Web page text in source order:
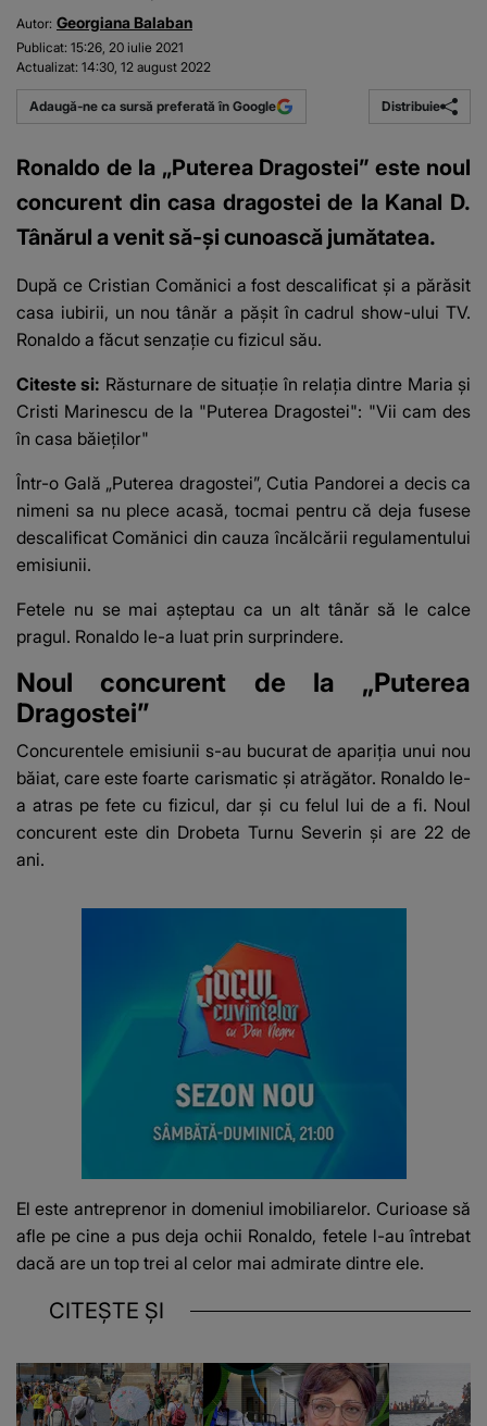
Autor: Georgiana Balaban
Publicat: 15:26, 20 iulie 2021
Actualizat: 14:30, 12 august 2022
Adaugă-ne ca sursă preferată în Google Distribuie
Ronaldo de la „Puterea Dragostei” este noul
concurent din casa dragostei de la Kanal D.
Tânărul a venit să-și cunoască jumătatea.
După ce Cristian Comănici a fost descalificat și a părăsit
casa iubirii, un nou tânăr a pășit în cadrul show-ului TV.
Ronaldo a făcut senzație cu fizicul său.
Citeste si: Răsturnare de situație în relația dintre Maria și
Cristi Marinescu de la "Puterea Dragostei": "Vii cam des
în casa băieților"
Într-o Gală „Puterea dragostei”, Cutia Pandorei a decis ca
nimeni sa nu plece acasă, tocmai pentru că deja fusese
descalificat Comănici din cauza încălcării regulamentului
emisiunii.
Fetele nu se mai așteptau ca un alt tânăr să le calce
pragul. Ronaldo le-a luat prin surprindere.
Noul concurent de la „Puterea
Dragostei”
Concurentele emisiunii s-au bucurat de apariția unui nou
băiat, care este foarte carismatic și atrăgător. Ronaldo le-
a atras pe fete cu fizicul, dar și cu felul lui de a fi. Noul
concurent este din Drobeta Turnu Severin și are 22 de
ani.
El este antreprenor in domeniul imobiliarelor. Curioase să
afle pe cine a pus deja ochii Ronaldo, fetele l-au întrebat
dacă are un top trei al celor mai admirate dintre ele.
CITEȘTE ȘI